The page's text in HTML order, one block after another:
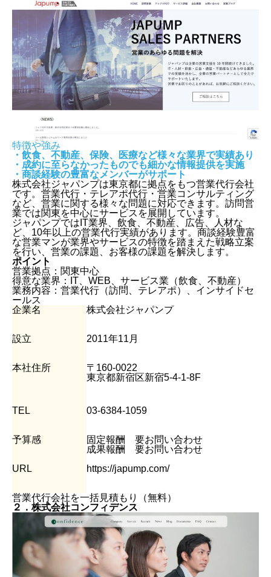
特徴や強み
・飲食、不動産、保険、医療など様々な業界で実績あり
・成約に至らなかったものでも細かな情報提供を実施
・商談経験の豊富なメンバーがサポート
株式会社ジャパンプは東京都に拠点をもつ営業代行会社
です。営業代行・テレアポ代行・営業コンサルティング
など、営業に関する様々な問題に対応できます。訪問営
業では関東を中心にサービスを展開しています。
ジャパンプではIT業界、飲食、不動産、広告、人材な
ど、10年以上の営業代行実績があります。商談経験豊富
な営業マンが業界やサービスの特徴を踏まえた戦略立案
を行い、営業の課題、お客様の課題を解決します。
ポイント
営業拠点：関東中心
得意な業界：IT、WEB、サービス業（飲食、不動産）
業務内容：営業代行（訪問、テレアポ）、インサイドセ
ールス
企業名
株式会社ジャパンプ
設立 2011年11月
本社住所
〒160-0022
東京都新宿区新宿5-4-1-8F
TEL 03-6384-1059
予算感
固定報酬 要お問い合わせ
成果報酬 要お問い合わせ
URL
https://japump.com/
営業代行会社を一括見積もり（無料）
２．株式会社コンフィデンス